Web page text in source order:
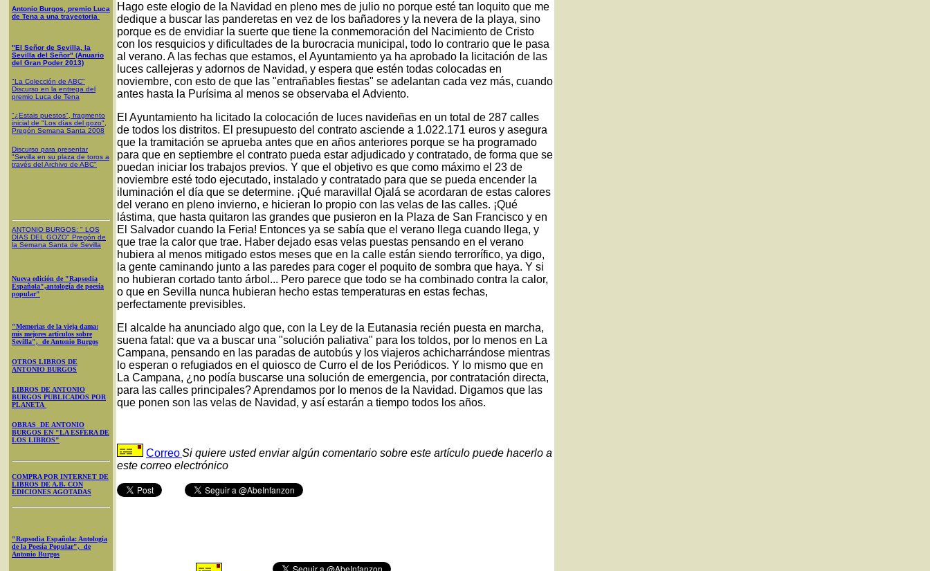
Antonio Burgos, premio Luca
de Tena a una trayectoria
"El Señor de Sevilla, la
Sevilla del Señor" (Anuario
del Gran Poder 2013)
"La Colección de ABC"
Discurso en la entrega del
premio Luca de Tena
"¿Estais puestos", fragmento
inicial de "Los días del gozo",
Pregón Semana Santa 2008
Discurso para presentar
"Sevilla en su plaza de toros a
través del Archivo de ABC"
ANTONIO BURGOS: " LOS
DÍAS DEL GOZO" Pregón de
la Semana Santa de Sevilla
Nueva edición de "Rapsodia
Española",antología de poesía
popular"
"Memorias de la vieja dama:
mis mejores artículos sobre
Sevilla", de Antonio Burgos
OTROS LIBROS DE
ANTONIO BURGOS
LIBROS DE ANTONIO
BURGOS PUBLICADOS POR
PLANETA
OBRAS DE ANTONIO
BURGOS EN "LA ESFERA DE
LOS LIBROS"
COMPRA POR INTERNET DE
LIBROS DE A.B. CON
EDICIONES AGOTADAS
"Rapsodia Española: Antología
de la Poesía Popular", de
Antonio Burgos
Hago este elogio de la Navidad en pleno mes de julio no porque esté tan loquito que me
dedique a buscar las panderetas en vez de los bañadores y la nevera de la playa, sino
porque es de envidiar la suerte que tiene la conmemoración del Nacimiento de Cristo
con los resquicios y dificultades de la burocracia municipal, todo lo contrario que le pasa
al verano. A las fechas que estamos, el Ayuntamiento ya ha aprobado la licitación de las
luces callejeras y adornos de Navidad, y espera que estén todas colocadas en
noviembre, con esto de que las "entrañables fiestas" se adelantan cada vez más, cuando
antes hasta la Purísima al menos se observaba el Adviento.
El Ayuntamiento ha licitado la colocación de luces navideñas en un total de 287 calles
de todos los distritos. El presupuesto del contrato asciende a 1.022.171 euros y asegura
que la tramitación se aprueba antes que en años anteriores porque se ha programado
para que en septiembre el contrato pueda estar adjudicado y contratado, de forma que se
puedan iniciar los trabajos previos. Y que el objetivo es que como máximo el 23 de
noviembre esté todo ejecutado, instalado y contratado para que se pueda encender la
iluminación el día que se determine. ¡Qué maravilla! Ojalá se acordaran de estas calores
del verano en pleno invierno, e hicieran lo propio con las velas de las calles. ¡Qué
lástima, que hasta quitaron las grandes que pusieron en la Plaza de San Francisco y en
El Salvador cuando la Feria! Entonces ya se sabía que el verano llega cuando llega, y
que trae la calor que trae. Haber dejado esas velas puestas pensando en el verano
hubiera al menos mitigado estos meses que en la calle están siendo terrorífico, ya digo,
la gente caminando junto a las paredes para coger el poquito de sombra que haya. Y si
no hubieran cortado tanto árbol... Pero parece que todo se ha combinado contra la calor,
o que en Sevilla nunca hubieran hecho estas temperaturas en estas fechas,
perfectamente previsibles.
El alcalde ha anunciado algo que, con la Ley de la Eutanasia recién puesta en marcha,
suena fatal: que va a buscar una "solución paliativa" para los toldos, por lo menos en La
Campana, pensando en las paradas de autobús y los viajeros achicharrándose mientras
lo esperan o refugiados en el quiosco de Curro el de los Periódicos. Y lo mismo que en
La Campana, ¿no podía buscarse una solución de emergencia, por contratación directa,
para las calles principales? Aprendamos por lo menos de la Navidad. Digamos que las
que ponen son las velas de Navidad, y así estarán a tiempo todos los años.
CorreoSi quiere usted enviar algún comentario sobre este artículo puede hacerlo a
este correo electrónico